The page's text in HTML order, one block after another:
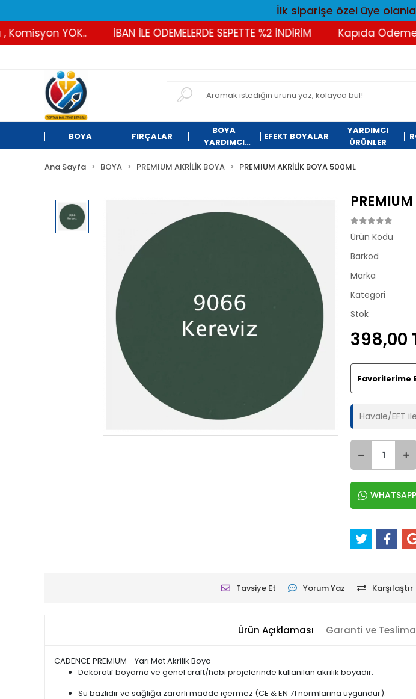
İlk siparişe özel üye
YOK.. İBAN İLE ÖDEMELERDE SEPETTE %2 İNDİRİM Kapıda Ödeme
BOYA FIRÇALAR
BOYA
YARDIMCI
EFEKT BOYALAR
YARDIMCI
ÜRÜNLER
Ana Sayfa BOYA PREMIUM AKRİLİK BOYA PREMIUM AKRİLİK BOYA 500ML
Ürün Kodu
Barkod
Marka
Kategori
Stok
398,00
Favorilerime
Havale/EFT ile
Tavsiye Et Yorum Yaz Karşılaştır
Ürün Açıklaması Garanti ve
CADENCE PREMIUM - Yarı Mat Akrilik Boya
Dekoratif boyama ve genel craft/hobi projelerinde kullanılan akrilik boyadır.
Su bazlıdır ve sağlığa zararlı madde içermez (CE & EN 71 normlarına uygundur).